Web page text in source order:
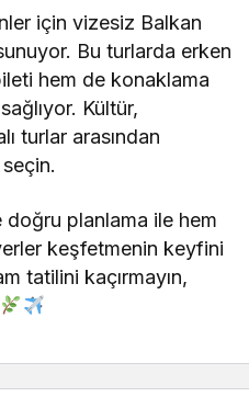
için vizesiz Balkan
Bu turlarda erken
hem de konaklama
Kültür,
turlar arasından
doğru planlama ile hem
keşfetmenin keyfini
tatilini kaçırmayın,